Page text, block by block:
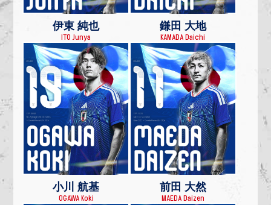
伊東 純也
ITO Junya
鎌田 大地
KAMADA Daichi
小川 航基
OGAWA Koki
前田 大然
MAEDA Daizen